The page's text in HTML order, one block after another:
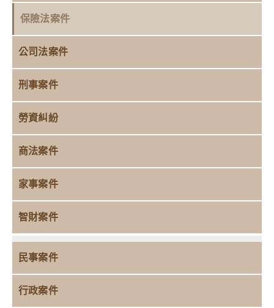
保險法案件
公司法案件
刑事案件
勞資糾紛
商法案件
家事案件
智財案件
民事案件
行政案件